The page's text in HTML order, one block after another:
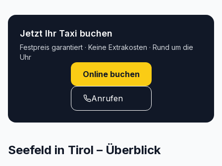
Jetzt Ihr Taxi buchen
Festpreis garantiert · Keine Extrakosten · Rund um die
Uhr
Online buchen
Anrufen
Seefeld in Tirol – Überblick